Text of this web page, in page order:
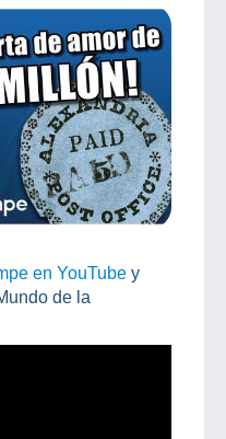
en YouTube y
de la